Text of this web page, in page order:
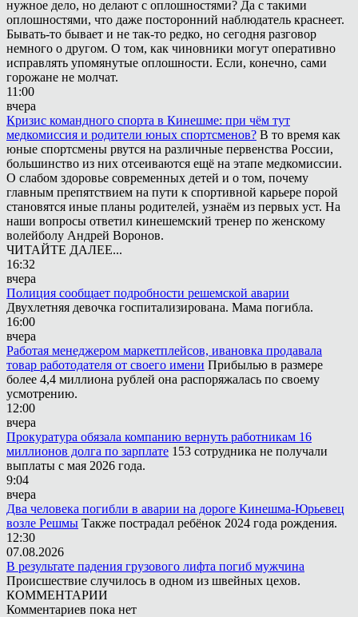
нужное дело, но делают с оплошностями? Да с такими
оплошностями, что даже посторонний наблюдатель краснеет.
Бывать-то бывает и не так-то редко, но сегодня разговор
немного о другом. О том, как чиновники могут оперативно
исправлять упомянутые оплошности. Если, конечно, сами
горожане не молчат.
11:00
вчера
Кризис командного спорта в Кинешме: при чём тут
медкомиссия и родители юных спортсменов? В то время как
юные спортсмены рвутся на различные первенства России,
большинство из них отсеиваются ещё на этапе медкомиссии.
О слабом здоровье современных детей и о том, почему
главным препятствием на пути к спортивной карьере порой
становятся иные планы родителей, узнаём из первых уст. На
наши вопросы ответил кинешемский тренер по женскому
волейболу Андрей Воронов.
ЧИТАЙТЕ ДАЛЕЕ...
16:32
вчера
Полиция сообщает подробности решемской аварии
Двухлетняя девочка госпитализирована. Мама погибла.
16:00
вчера
Работая менеджером маркетплейсов, ивановка продавала
товар работодателя от своего имени Прибылью в размере
более 4,4 миллиона рублей она распоряжалась по своему
усмотрению.
12:00
вчера
Прокуратура обязала компанию вернуть работникам 16
миллионов долга по зарплате 153 сотрудника не получали
выплаты с мая 2026 года.
9:04
вчера
Два человека погибли в аварии на дороге Кинешма-Юрьевец
возле Решмы Также пострадал ребёнок 2024 года рождения.
12:30
07.08.2026
В результате падения грузового лифта погиб мужчина
Происшествие случилось в одном из швейных цехов.
КОММЕНТАРИИ
Комментариев пока нет